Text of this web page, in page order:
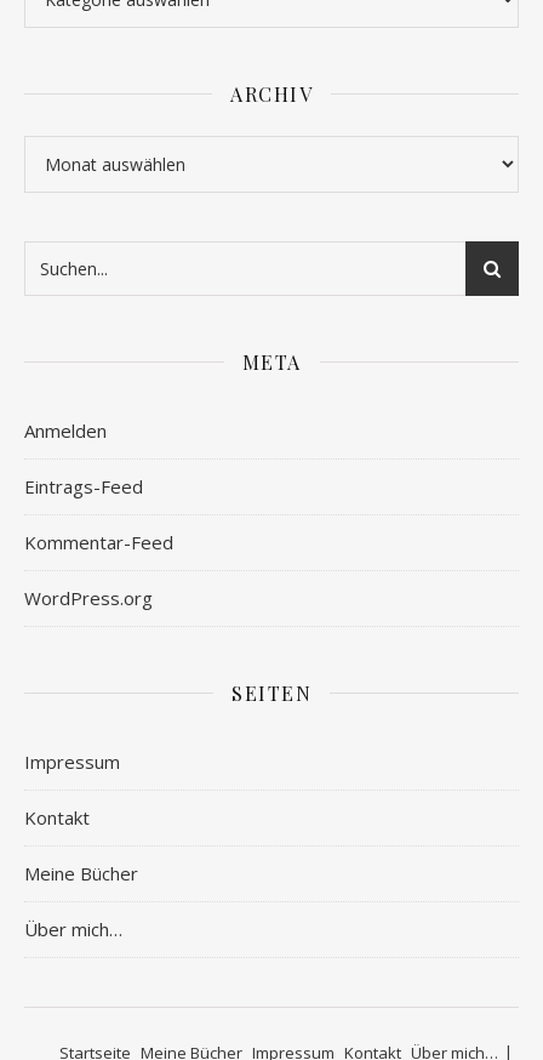
ARCHIV
META
Anmelden
Eintrags-Feed
Kommentar-Feed
WordPress.org
SEITEN
Impressum
Kontakt
Meine Bücher
Über mich…
Startseite Meine Bücher Impressum Kontakt Über mich…